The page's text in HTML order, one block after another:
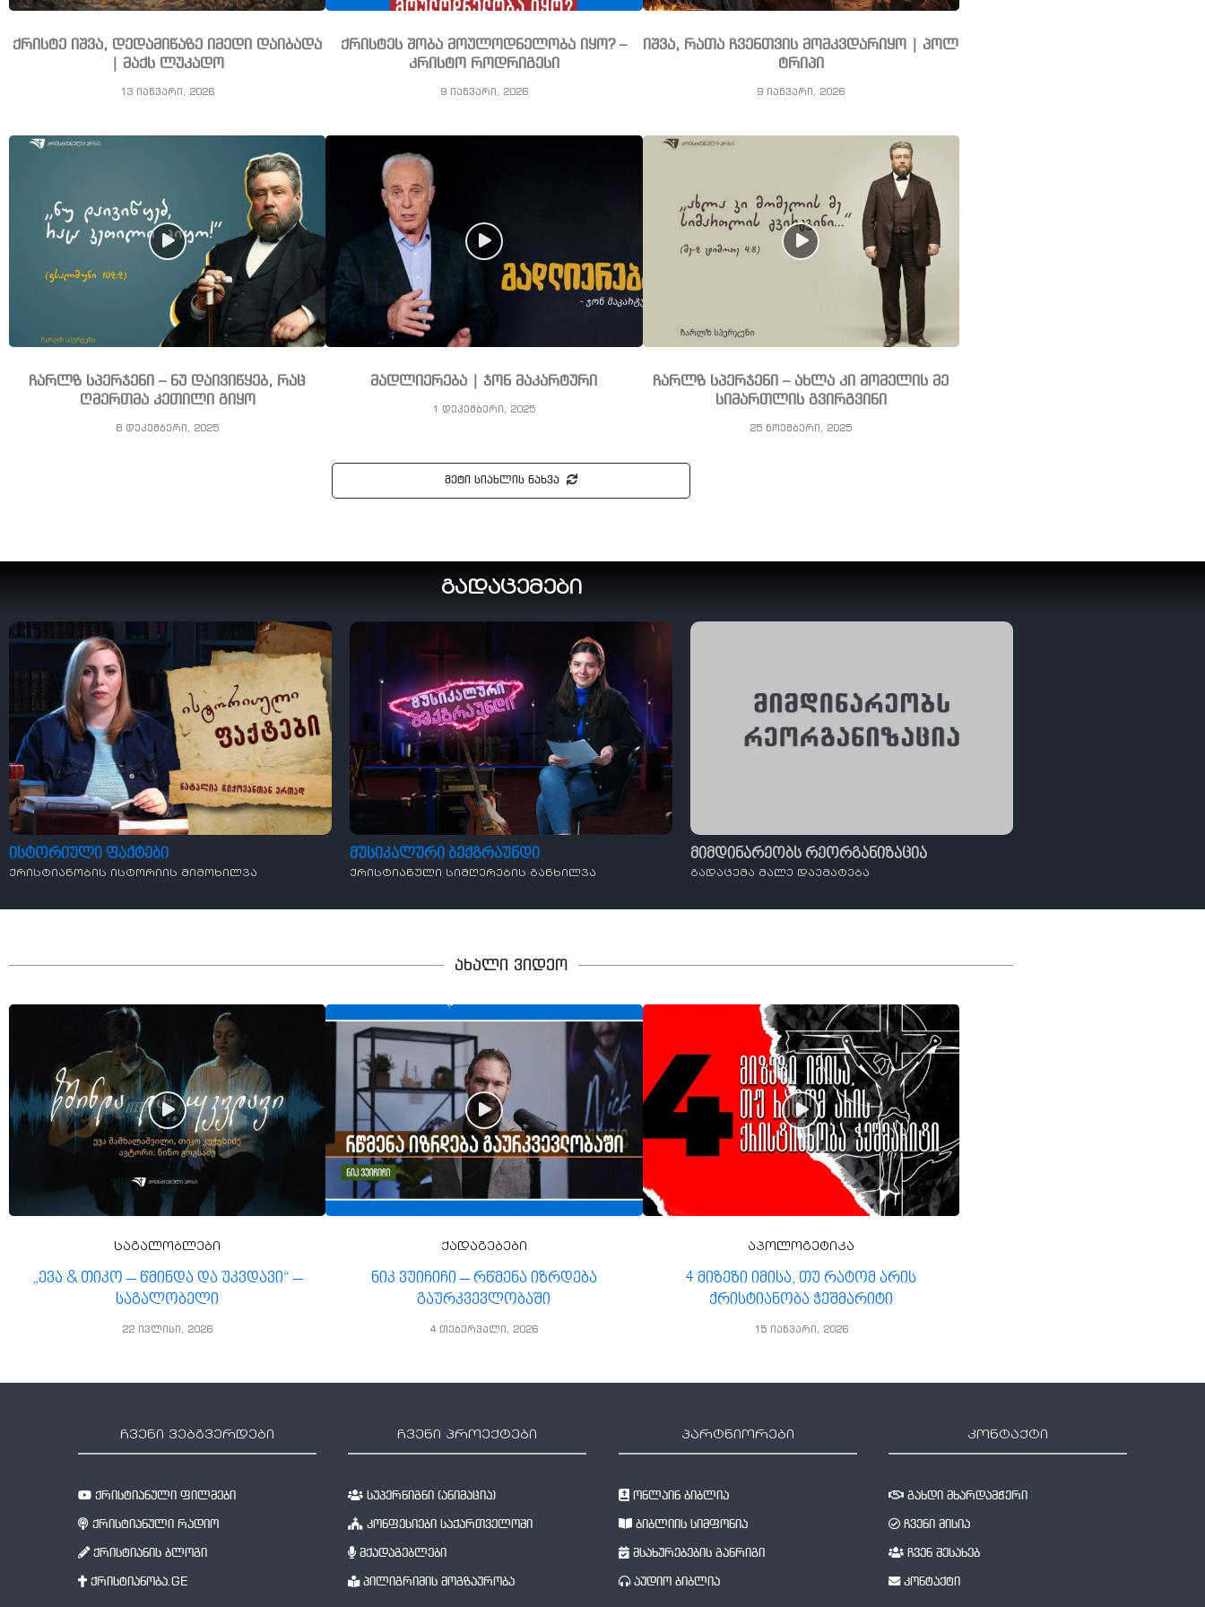
ქრისტე იშვა, დედამიწაზე იმედი დაიბადა
| მაქს ლუკადო
13 იანვარი, 2026
ქრისტეს შობა მოულოდნელობა იყო? –
კრისტო როდრიგესი
9 იანვარი, 2026
იშვა, რათა ჩვენთვის მომკვდარიყო | პოლ
ტრიპი
9 იანვარი, 2026
ჩარლზ სპერჯენი – ნუ დაივიწყებ, რაც
ღმერთმა კეთილი გიყო
8 დეკემბერი, 2025
მადლიერება | ჯონ მაკარტური
1 დეკემბერი, 2025
ჩარლზ სპერჯენი – ახლა კი მომელის მე
სიმართლის გვირგვინი
25 ნოემბერი, 2025
მეტი სიახლის ნახვა
გადაცემები
ისტორიული ფაქტები
ქრისტიანობის ისტორიის მიმოხილვა
მუსიკალური ბექგრაუნდი
ქრისტიანული სიმღერების განხილვა
მიმდინარეობს რეორგანიზაცია
გადაცემა მალე დაემატება
ახალი ვიდეო
საგალობლები
„ევა & თიკო – წმინდა და უკვდავი“ –
საგალობელი
22 ივლისი, 2026
ქადაგებები
ნიკ ვუიჩიჩი – რწმენა იზრდება
გაურკვევლობაში
4 თებერვალი, 2026
აპოლოგეტიკა
4 მიზეზი იმისა, თუ რატომ არის
ქრისტიანობა ჭეშმარიტი
15 იანვარი, 2026
ჩვენი ვებგვერდები
ქრისტიანული ფილმები
ქრისტიანული რადიო
ქრისტიანის ბლოგი
ქრისტიანობა.GE
ჩვენი პროექტები
სუპერწიგნი (ანიმაცია)
კონფესიები საქართველოში
მქადაგებლები
პილიგრიმის მოგზაურობა
პარტნიორები
ონლაინ ბიბლია
ბიბლიის სიმფონია
მსახურებების განრიგი
აუდიო ბიბლია
კონტაქტი
გახდი მხარდამჭერი
ჩვენი მისია
ჩვენ შესახებ
კონტაქტი